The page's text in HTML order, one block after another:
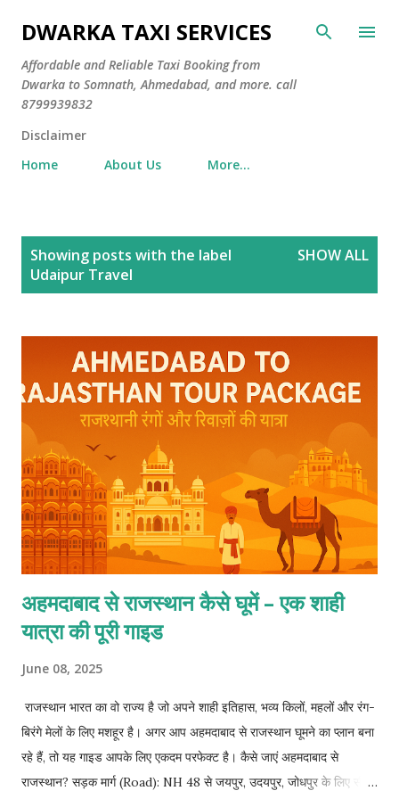
Skip to main content
DWARKA TAXI SERVICES
Affordable and Reliable Taxi Booking from
Dwarka to Somnath, Ahmedabad, and more. call
8799939832
Disclaimer
Home
About Us More…
Showing posts with the label
Udaipur Travel
SHOW ALL
अहमदाबाद से राजस्थान कैसे घूमें – एक शाही
यात्रा की पूरी गाइड
June 08, 2025
राजस्थान भारत का वो राज्य है जो अपने शाही इतिहास, भव्य किलों, महलों और रंग-
बिरंगे मेलों के लिए मशहूर है। अगर आप अहमदाबाद से राजस्थान घूमने का प्लान बना
रहे हैं, तो यह गाइड आपके लिए एकदम परफेक्ट है। कैसे जाएं अहमदाबाद से
राजस्थान? सड़क मार्ग (Road): NH 48 से जयपुर, उदयपुर, जोधपुर के लिए सीधी